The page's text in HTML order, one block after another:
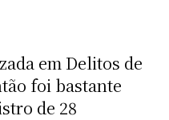
em Delitos de
foi bastante
de 28